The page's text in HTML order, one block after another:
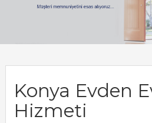
Konya Evden
Hizmeti